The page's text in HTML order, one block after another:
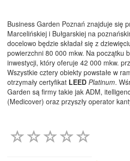
Business Garden Poznań znajduje się
Marcelińskiej i Bułgarskiej na
docelowo będzie składał się z
powierzchni 80 000 mkw. Na początku
inwestycji, który oferuje 42 000 mkw.
Wszystkie cztery obiekty powstałe w
otrzymały certyfikat LEED Platinum.
Garden są firmy takie jak ADM,
(Medicover) oraz przyszły operator